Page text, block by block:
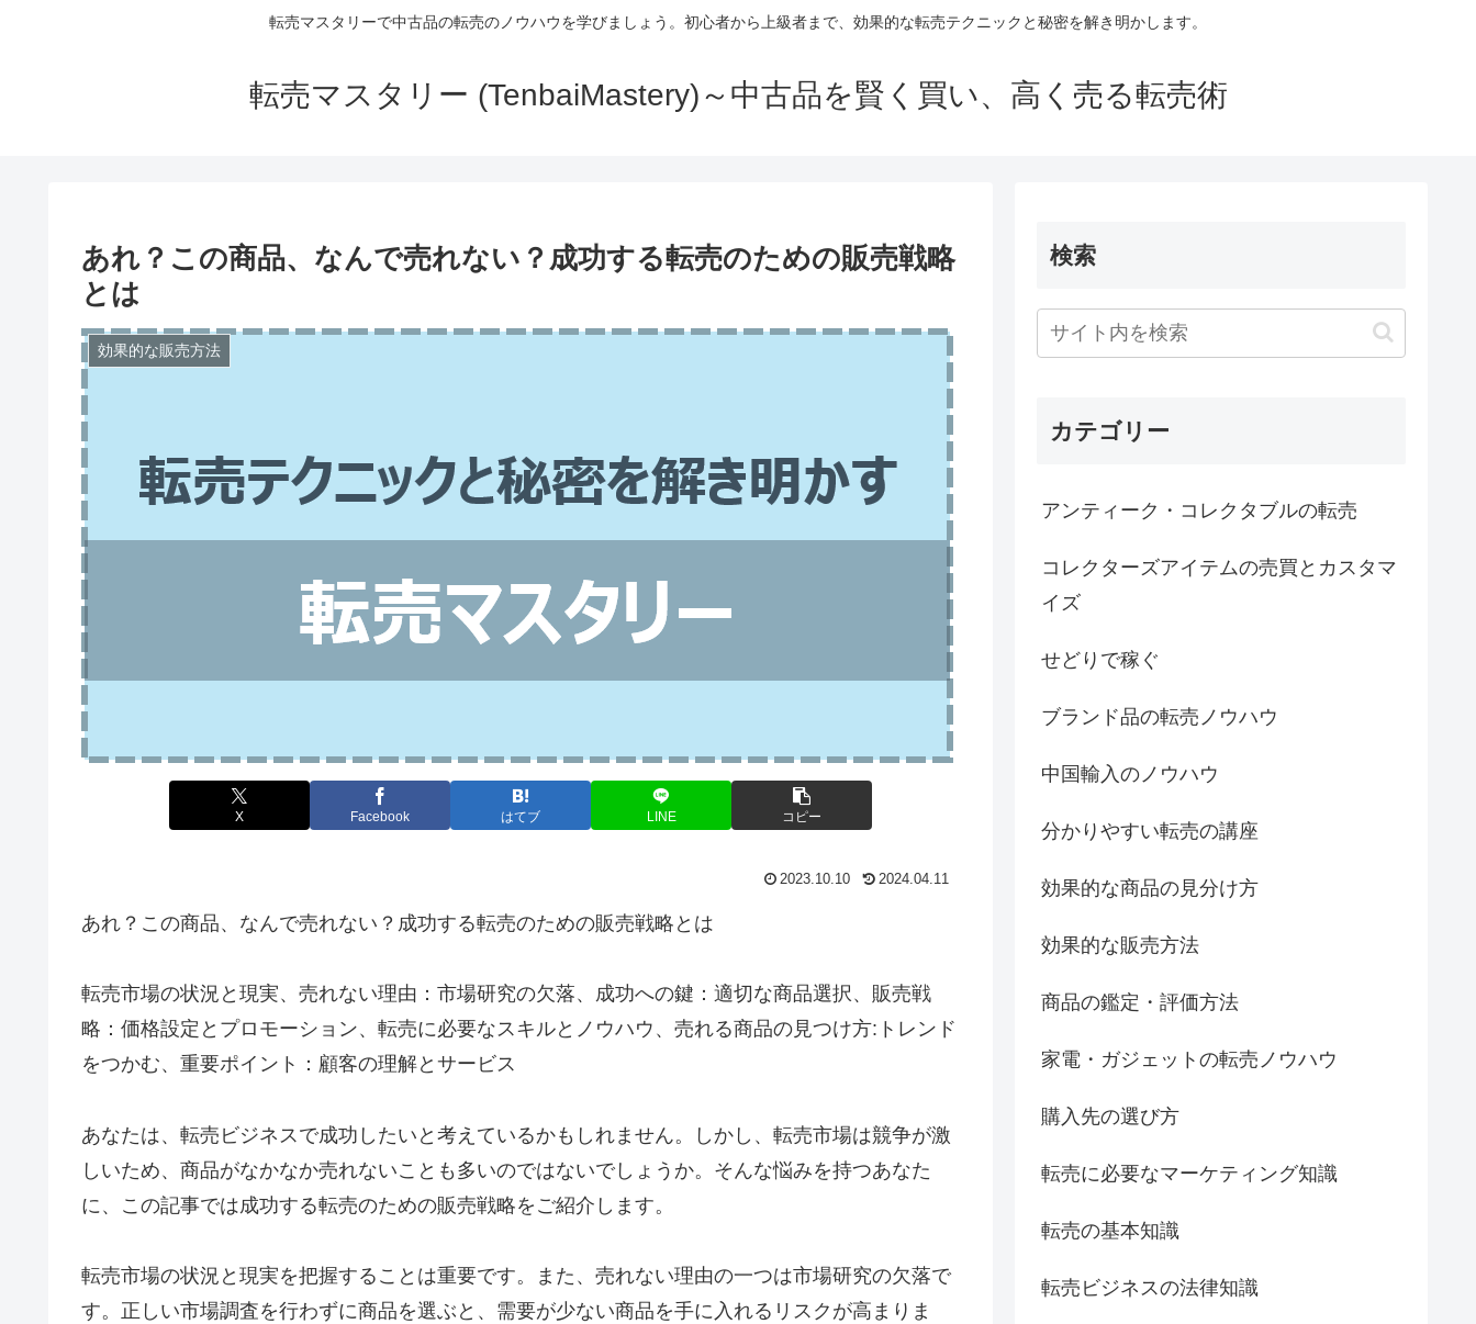
転売マスタリーで中古品の転売のノウハウを学びましょう。初心者から上級者まで、効果的な転売テクニックと秘密を解き明かします。
転売マスタリー (TenbaiMastery)～中古品を賢く買い、高く売る転売術
あれ？この商品、なんで売れない？成功する転売のための販売戦略
とは
効果的な販売方法
X Facebook はてブ LINE コピー
2023.10.10 2024.04.11
あれ？この商品、なんで売れない？成功する転売のための販売戦略とは
転売市場の状況と現実、売れない理由：市場研究の欠落、成功への鍵：適切な商品選択、販売戦
略：価格設定とプロモーション、転売に必要なスキルとノウハウ、売れる商品の見つけ方:トレンド
をつかむ、重要ポイント：顧客の理解とサービス
あなたは、転売ビジネスで成功したいと考えているかもしれません。しかし、転売市場は競争が激
しいため、商品がなかなか売れないことも多いのではないでしょうか。そんな悩みを持つあなた
に、この記事では成功する転売のための販売戦略をご紹介します。
転売市場の状況と現実を把握することは重要です。また、売れない理由の一つは市場研究の欠落で
す。正しい市場調査を行わずに商品を選ぶと、需要が少ない商品を手に入れるリスクが高まりま
検索
カテゴリー
アンティーク・コレクタブルの転売
コレクターズアイテムの売買とカスタマ
イズ
せどりで稼ぐ
ブランド品の転売ノウハウ
中国輸入のノウハウ
分かりやすい転売の講座
効果的な商品の見分け方
効果的な販売方法
商品の鑑定・評価方法
家電・ガジェットの転売ノウハウ
購入先の選び方
転売に必要なマーケティング知識
転売の基本知識
転売ビジネスの法律知識